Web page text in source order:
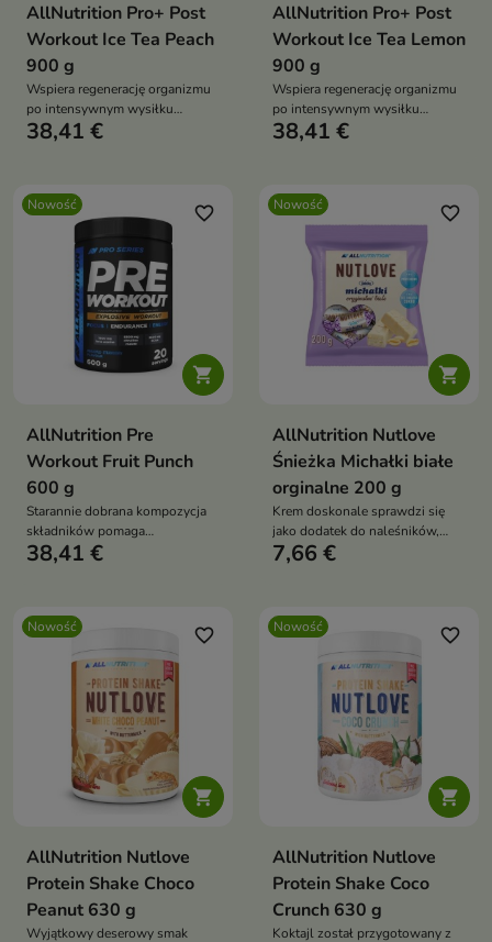
AllNutrition Pro+ Post
Workout Ice Tea Peach
900 g
Wspiera regenerację organizmu
po intensywnym wysiłku
fizycznym.
38,41 €
AllNutrition Pro+ Post
Workout Ice Tea Lemon
900 g
Wspiera regenerację organizmu
po intensywnym wysiłku
fizycznym
38,41 €
Nowość

favorite_border
AllNutrition Pre
Workout Fruit Punch
600 g
Starannie dobrana kompozycja
składników pomaga
przygotować organizm do
38,41 €
Nowość

favorite_border
AllNutrition Nutlove
Śnieżka Michałki białe
orginalne 200 g
Krem doskonale sprawdzi się
jako dodatek do naleśników,
owsianki, wafli ryżowych,
7,66 €
Nowość

favorite_border
AllNutrition Nutlove
Protein Shake Choco
Peanut 630 g
Wyjątkowy deserowy smak
Nowość

favorite_border
AllNutrition Nutlove
Protein Shake Coco
Crunch 630 g
Koktajl został przygotowany z